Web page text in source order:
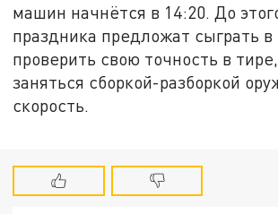
машин начнётся в 14:20. До
праздника предложат сыграть в
проверить свою точность в
заняться сборкой-разборкой
скорость.